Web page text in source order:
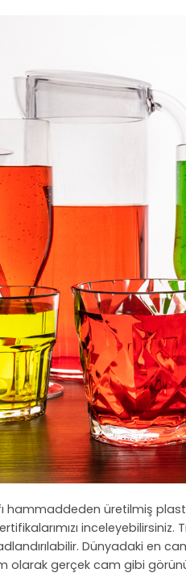
hammaddeden üretilmiş
Dünyadaki en
olarak gerçek cam gibi